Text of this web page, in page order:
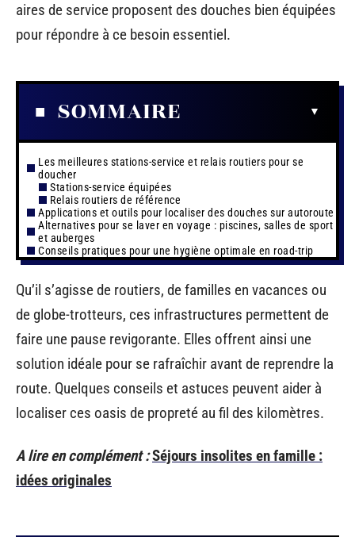
aires de service proposent des douches bien équipées
pour répondre à ce besoin essentiel.
SOMMAIRE
Les meilleures stations-service et relais routiers pour se
doucher
Stations-service équipées
Relais routiers de référence
Applications et outils pour localiser des douches sur autoroute
Alternatives pour se laver en voyage : piscines, salles de sport
et auberges
Conseils pratiques pour une hygiène optimale en road-trip
Qu’il s’agisse de routiers, de familles en vacances ou
de globe-trotteurs, ces infrastructures permettent de
faire une pause revigorante. Elles offrent ainsi une
solution idéale pour se rafraîchir avant de reprendre la
route. Quelques conseils et astuces peuvent aider à
localiser ces oasis de propreté au fil des kilomètres.
A lire en complément :Séjours insolites en famille :
idées originales